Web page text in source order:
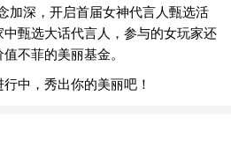
加深，开启首届女神代言人甄选活
甄选大话代言人，参与的女玩家还
不菲的美丽基金。
中，秀出你的美丽吧！